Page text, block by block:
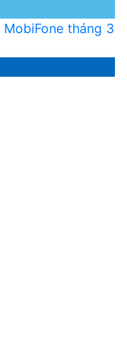
MobiFone tháng 3